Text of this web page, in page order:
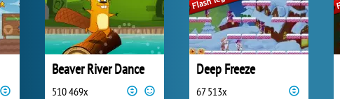
Beaver River Dance
510 469x
Deep Freeze
67 513x